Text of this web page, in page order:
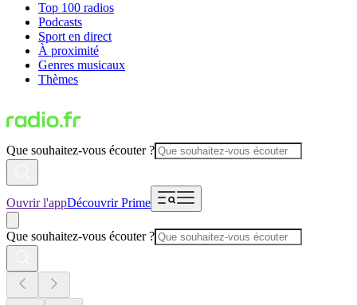
Top 100 radios
Podcasts
Sport en direct
À proximité
Genres musicaux
Thèmes
Que souhaitez-vous écouter ?
Ouvrir l'appDécouvrir Prime
Que souhaitez-vous écouter ?